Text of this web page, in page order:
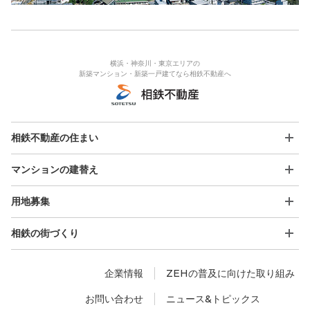
横浜・神奈川・東京エリアの
新築マンション・新築一戸建てなら相鉄不動産へ
相鉄不動産の住まい
マンションの建替え
用地募集
相鉄の街づくり
企業情報 ZEHの普及に向けた取り組み
お問い合わせ ニュース&トピックス